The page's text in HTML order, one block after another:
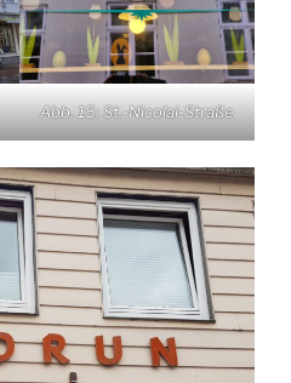
Abb. 15: St.-Nicolai-Straße